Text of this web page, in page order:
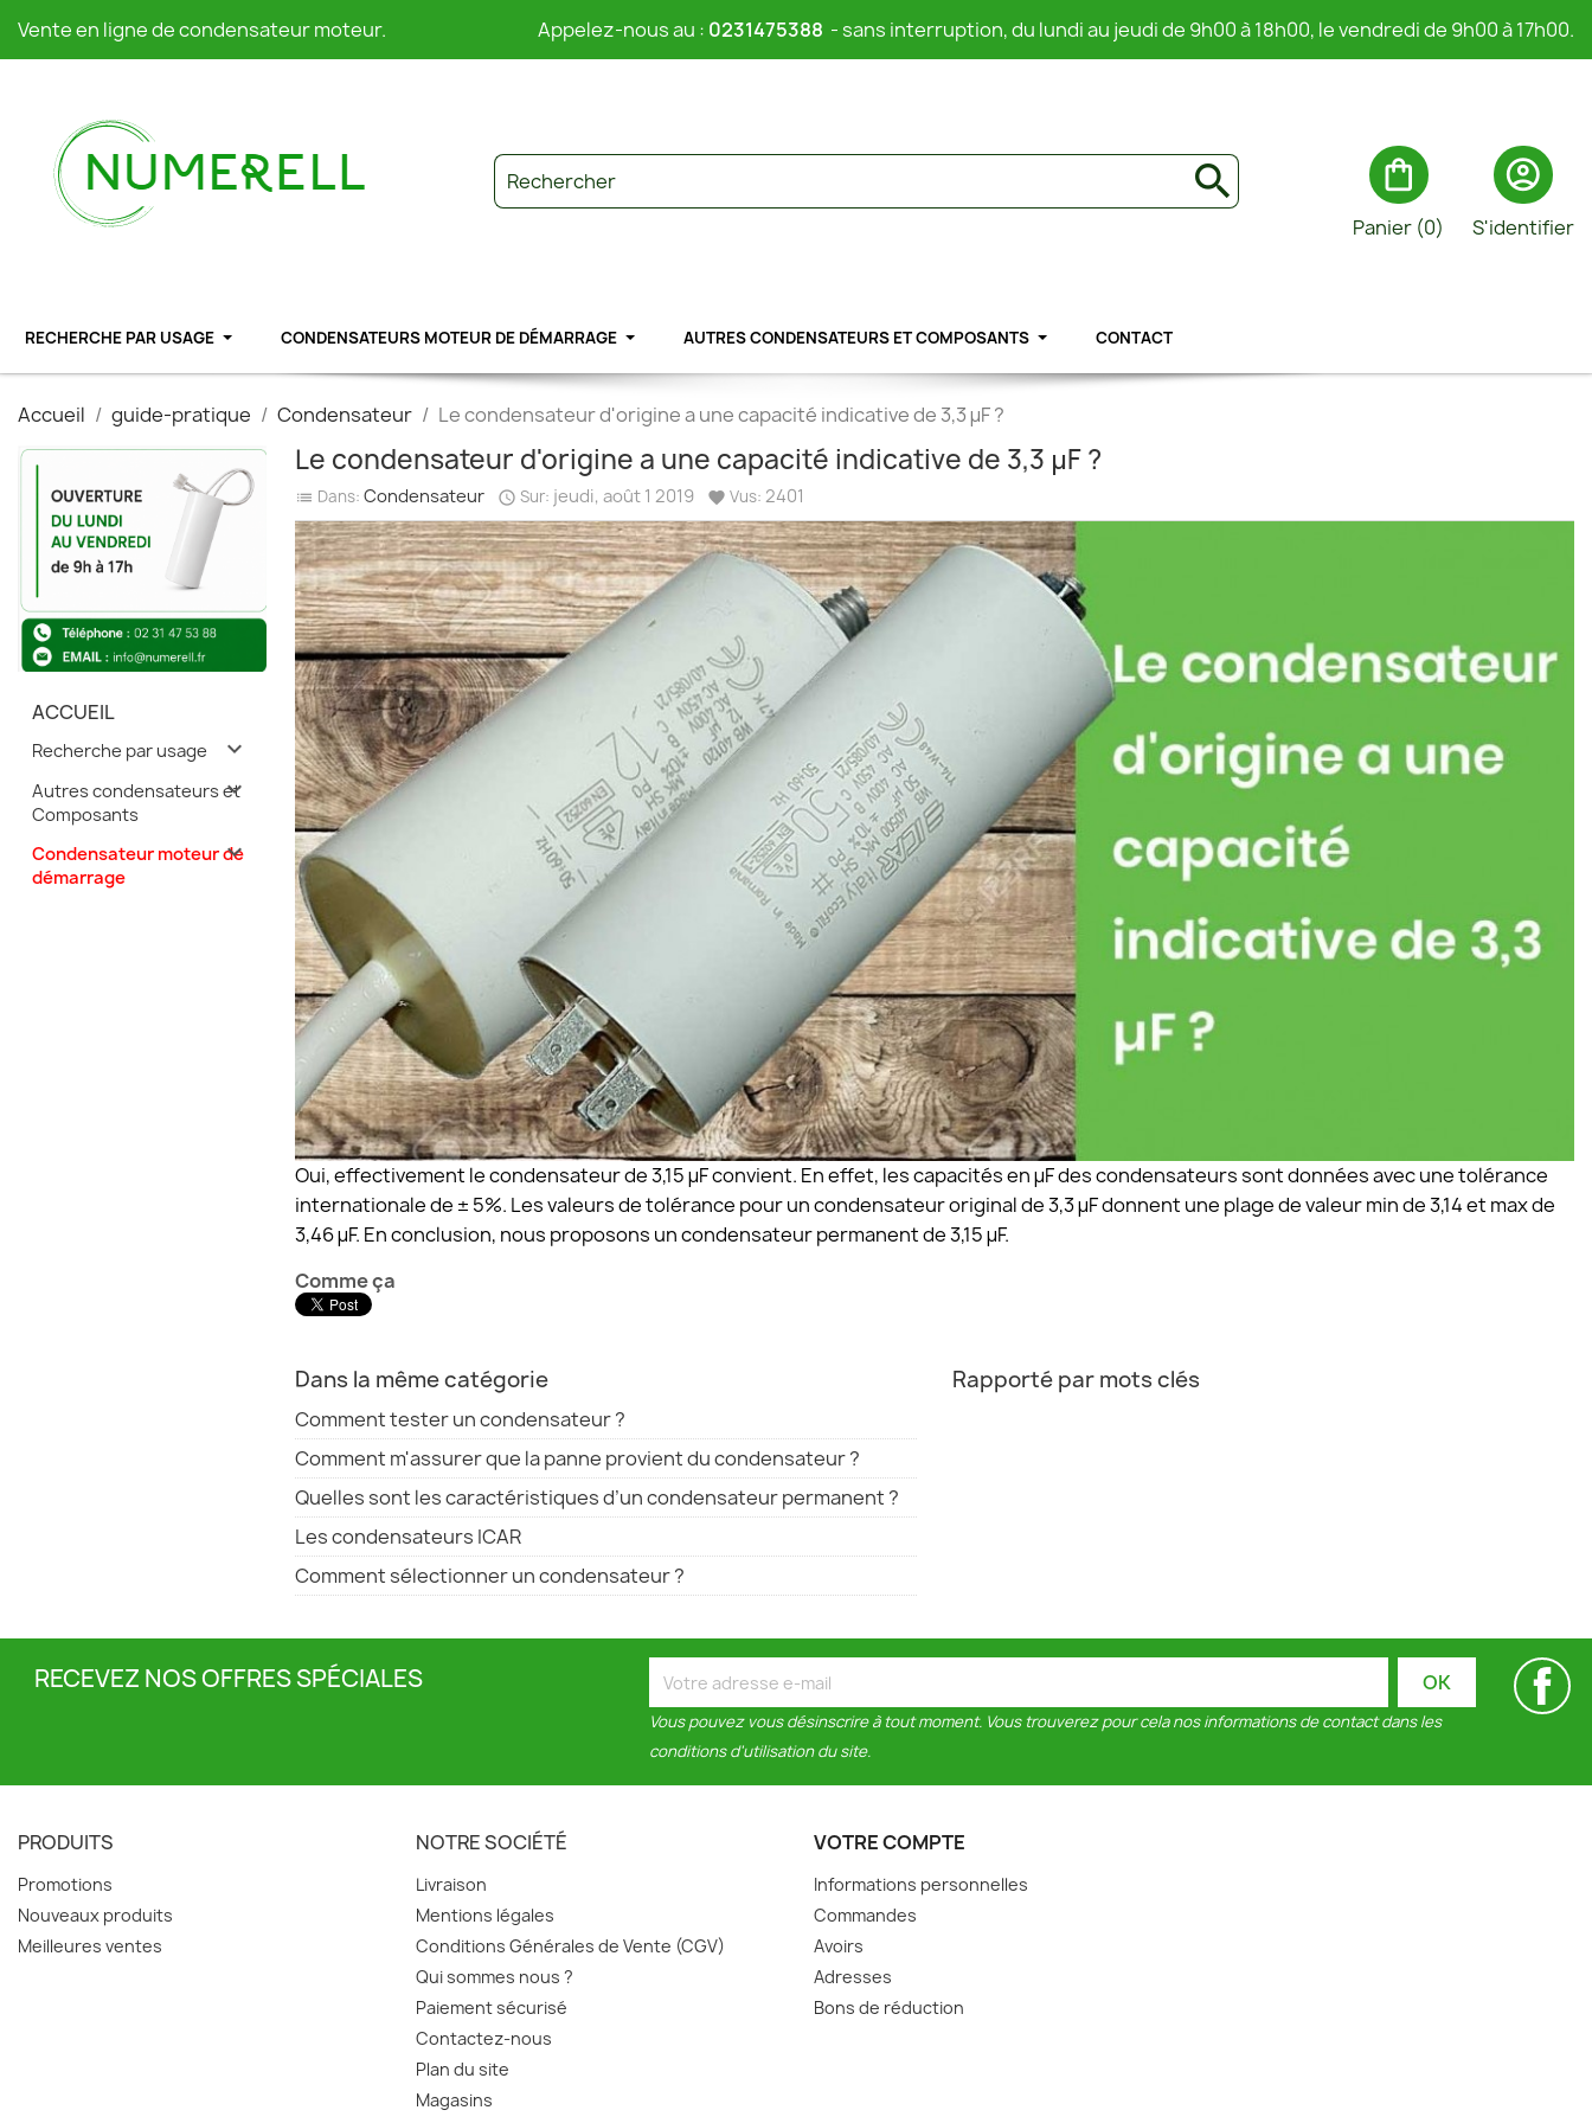
Vente en ligne de condensateur moteur. Appelez-nous au : 0231475388 - sans interruption, du lundi au jeudi de 9h00 à 18h00, le vendredi de 9h00 à 17h00.
search shopping_bag
Panier (0)
account_circle
S'identifier
RECHERCHE PAR USAGE CONDENSATEURS MOTEUR DE DÉMARRAGE AUTRES CONDENSATEURS ET COMPOSANTS CONTACT
Accueil guide-pratique Condensateur Le condensateur d'origine a une capacité indicative de 3,3 µF ?
ACCUEIL
Recherche par usage expand_more
Autres condensateurs et
Composants
expand_more
Condensateur moteur de
démarrage
expand_more
Le condensateur d'origine a une capacité indicative de 3,3 µF ?
list Dans: Condensateur  Sur: jeudi, août 1 2019 favorite Vus: 2401
Oui, effectivement le condensateur de 3,15 µF convient. En effet, les capacités en µF des condensateurs sont données avec une tolérance
internationale de ± 5%. Les valeurs de tolérance pour un condensateur original de 3,3 µF donnent une plage de valeur min de 3,14 et max de
3,46 µF. En conclusion, nous proposons un condensateur permanent de 3,15 µF.
Comme ça
Dans la même catégorie
Comment tester un condensateur ?
Comment m'assurer que la panne provient du condensateur ?
Quelles sont les caractéristiques d’un condensateur permanent ?
Les condensateurs ICAR
Comment sélectionner un condensateur ?
Rapporté par mots clés
RECEVEZ NOS OFFRES SPÉCIALES
Vous pouvez vous désinscrire à tout moment. Vous trouverez pour cela nos informations de contact dans les
conditions d'utilisation du site.
PRODUITS
Promotions
Nouveaux produits
Meilleures ventes
NOTRE SOCIÉTÉ
Livraison
Mentions légales
Conditions Générales de Vente (CGV)
Qui sommes nous ?
Paiement sécurisé
Contactez-nous
Plan du site
Magasins
VOTRE COMPTE
Informations personnelles
Commandes
Avoirs
Adresses
Bons de réduction